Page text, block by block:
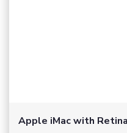
Apple iMac with